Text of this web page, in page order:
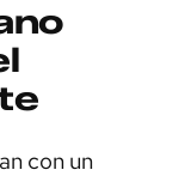
con un